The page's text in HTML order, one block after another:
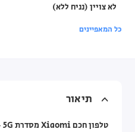
לא צויין (נניח ללא)
כל המאפיינים
תיאור